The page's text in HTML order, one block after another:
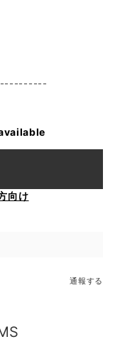
向け
通報する